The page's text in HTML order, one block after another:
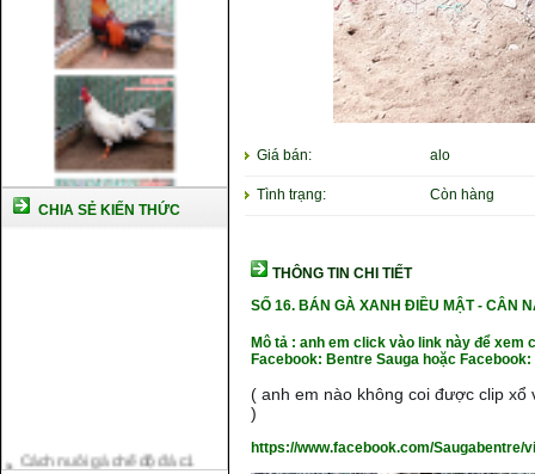
CHIA SẺ KIẾN THỨC
Cách nuôi gà đông tảo thuần
Giá bán: alo
Tình trạng: Còn hàng
THÔNG TIN CHI TIẾT
SỐ 16.BÁN GÀ XANH ĐIỀU MẬT- CÂN
Mô tả : anh em click vào link này để
Facebook: Bentre Sauga hoặc Facebook:
( anh em nào không coi được clip xổ
)
https://www.facebook.com/Saugabentre/